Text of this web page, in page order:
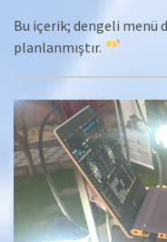
Bu içerik; dengeli menü
planlanmıştır.